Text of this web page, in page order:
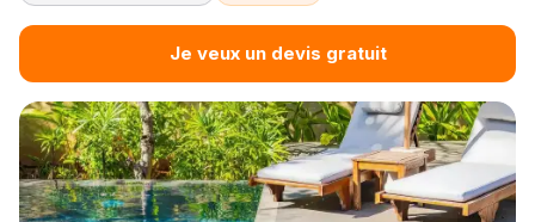
Je veux un devis gratuit